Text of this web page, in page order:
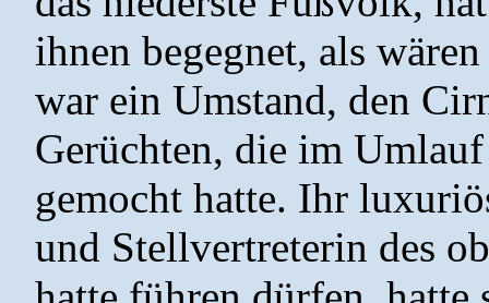
ihnen begegnet, als
war ein Umstand, den
Gerüchten, die im
gemocht hatte. Ihr
und Stellvertreterin des